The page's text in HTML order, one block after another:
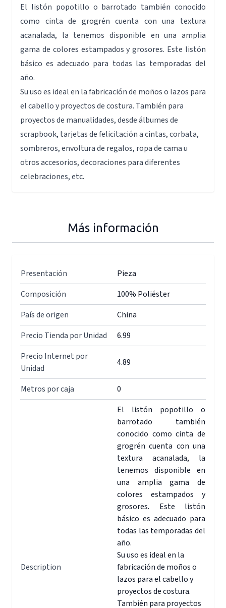
El listón popotillo o barrotado también conocido
como cinta de grogrén cuenta con una textura
acanalada, la tenemos disponible en una amplia
gama de colores estampados y grosores. Este listón
básico es adecuado para todas las temporadas del
año.
Su uso es ideal en la fabricación de moños o lazos para
el cabello y proyectos de costura. También para
proyectos de manualidades, desde álbumes de
scrapbook, tarjetas de felicitación a cintas, corbata,
sombreros, envoltura de regalos, ropa de cama u
otros accesorios, decoraciones para diferentes
celebraciones, etc.
Más información
Presentación
Pieza
Composición
100% Poliéster
País de origen
China
Precio Tienda por Unidad
6.99
Precio Internet por
Unidad
4.89
Metros por caja 0
Description
El listón popotillo o
barrotado también
conocido como cinta de
grogrén cuenta con una
textura acanalada, la
tenemos disponible en
una amplia gama de
colores estampados y
grosores. Este listón
básico es adecuado para
todas las temporadas del
año.
Su uso es ideal en la
fabricación de moños o
lazos para el cabello y
proyectos de costura.
También para proyectos